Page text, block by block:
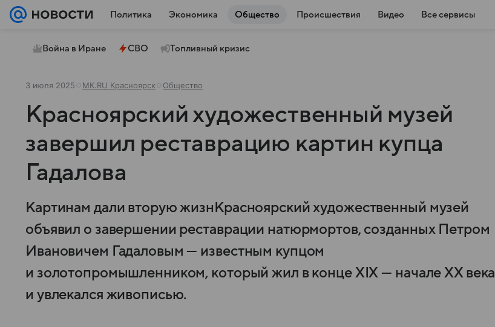
Политика Экономика Общество Происшествия Видео Все сервисы
Война в Иране СВО Топливный кризис
3 июля 2025 МК.RU Красноярск Общество
Красноярский художественный музей
завершил реставрацию картин купца
Гадалова
Картинам дали вторую жизнКрасноярский художественный музей
объявил о завершении реставрации натюрмортов, созданных Петром
Ивановичем Гадаловым — известным купцом
и золотопромышленником, который жил в конце XIX — начале XX века
и увлекался живописью.